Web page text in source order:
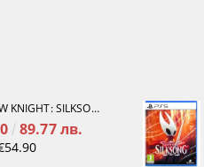
HOLLOW KNIGHT: SILKSONG [NINTENDO SWITCH 2]
89.77 лв.